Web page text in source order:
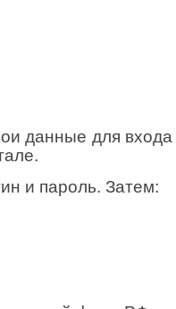
данные для
и пароль. Затем: